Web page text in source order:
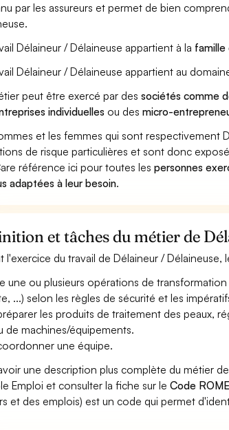
par les assureurs et permet de bien
Délaineur / Délaineuse appartient à la famille
Délaineur / Délaineuse appartient au
peut être exercé par dessociétés comme
individuelles ou desmicro-
et les femmes qui sont respectivement
de risque particulières et sont donc
référence ici pour toutes lespersonnes
adaptées à leur besoin.
et tâches du métier de
l'exercice du travail de Délaineur /
une ou plusieurs opérations de
...) selon les règles de sécurité et les
les produits de traitement des peaux,
de machines/équipements.
une équipe.
une description plus complète du métier
Emploi et consulter la fiche sur leCode
et des emplois) est un code qui permet